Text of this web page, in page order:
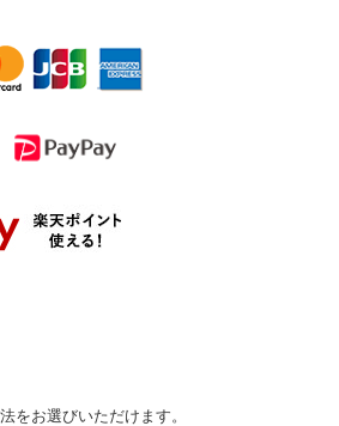
をお選びいただけます。